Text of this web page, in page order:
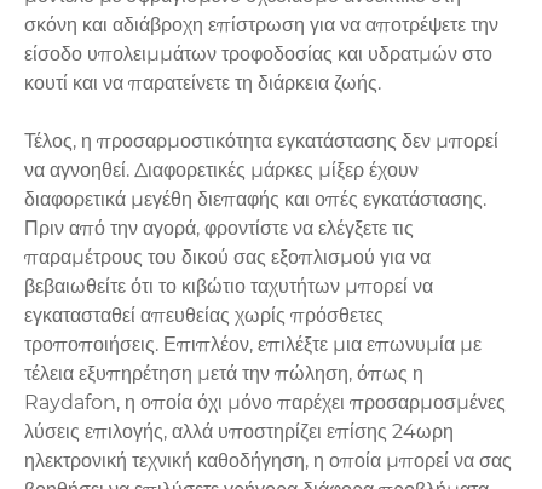
σκόνη και αδιάβροχη επίστρωση για να αποτρέψετε την
είσοδο υπολειμμάτων τροφοδοσίας και υδρατμών στο
κουτί και να παρατείνετε τη διάρκεια ζωής.
Τέλος, η προσαρμοστικότητα εγκατάστασης δεν μπορεί
να αγνοηθεί. Διαφορετικές μάρκες μίξερ έχουν
διαφορετικά μεγέθη διεπαφής και οπές εγκατάστασης.
Πριν από την αγορά, φροντίστε να ελέγξετε τις
παραμέτρους του δικού σας εξοπλισμού για να
βεβαιωθείτε ότι το κιβώτιο ταχυτήτων μπορεί να
εγκατασταθεί απευθείας χωρίς πρόσθετες
τροποποιήσεις. Επιπλέον, επιλέξτε μια επωνυμία με
τέλεια εξυπηρέτηση μετά την πώληση, όπως η
Raydafon, η οποία όχι μόνο παρέχει προσαρμοσμένες
λύσεις επιλογής, αλλά υποστηρίζει επίσης 24ωρη
ηλεκτρονική τεχνική καθοδήγηση, η οποία μπορεί να σας